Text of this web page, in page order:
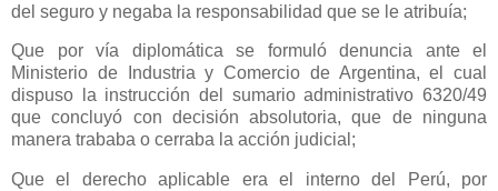
del seguro y negaba la responsabilidad que se le atribuía;
Que por vía diplomática se formuló denuncia ante el
Ministerio de Industria y Comercio de Argentina, el cual
dispuso la instrucción del sumario administrativo 6320/49
que concluyó con decisión absolutoria, que de ninguna
manera trababa o cerraba la acción judicial;
Que el derecho aplicable era el interno del Perú, por